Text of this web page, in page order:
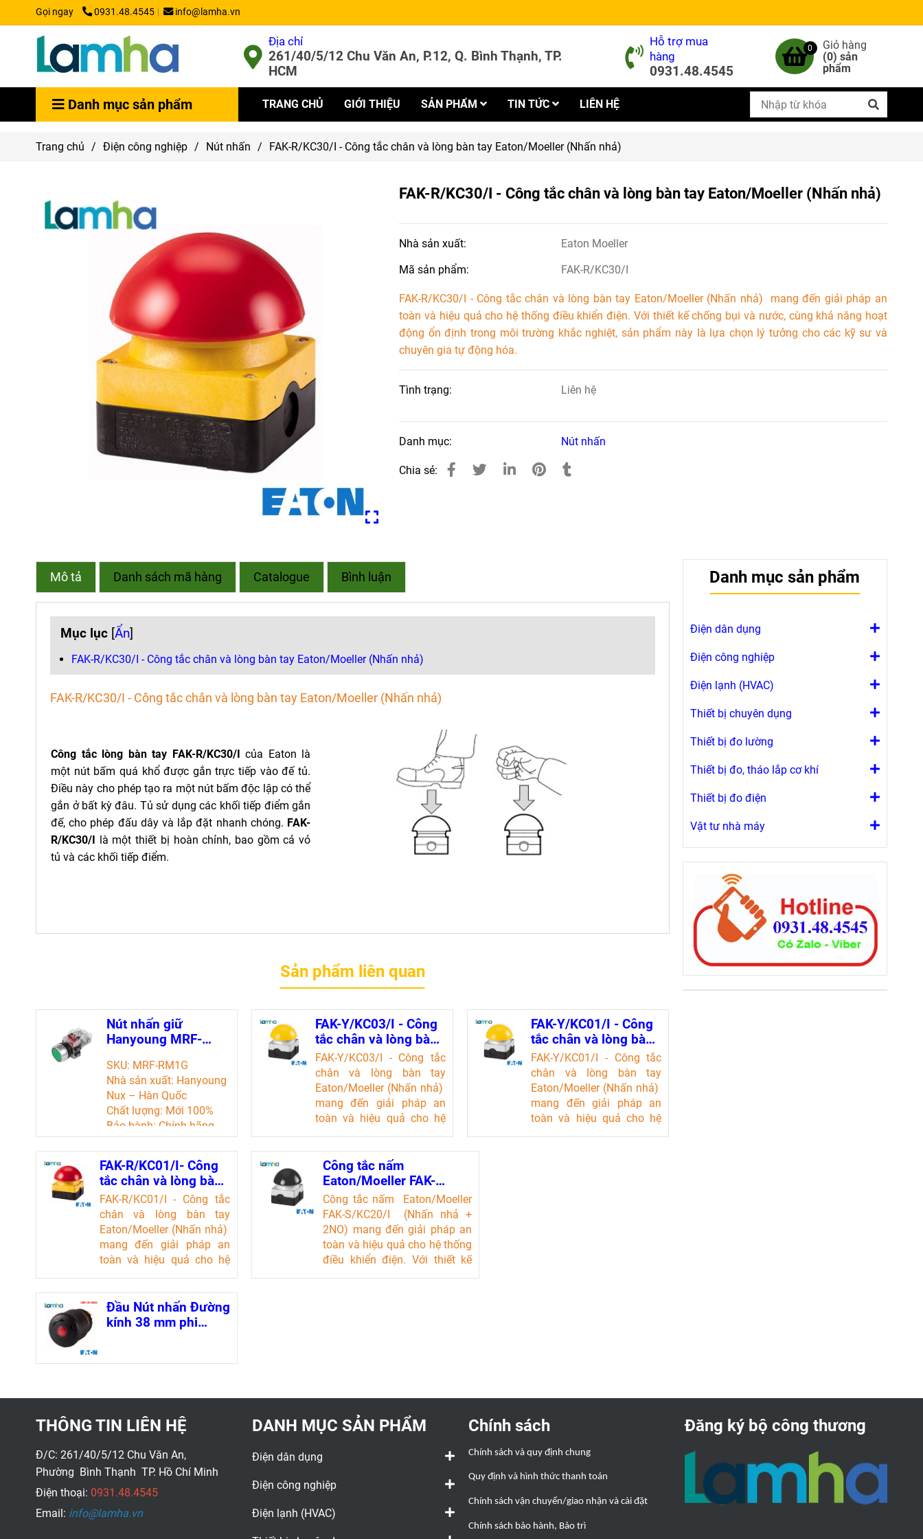
Gọi ngay 0931.48.4545 info@lamha.vn
Địa chỉ
261/40/5/12 Chu Văn An, P.12, Q. Bình Thạnh, TP.
HCM
Hỗ trợ mua
hàng
0931.48.4545
0
Giỏ hàng
(0) sản
phẩm
Danh mục sản phẩm TRANG CHỦ GIỚI THIỆU SẢN PHẨM TIN TỨC LIÊN HỆ
Trang chủ / Điện công nghiệp / Nút nhấn / FAK-R/KC30/I - Công tắc chân và lòng bàn tay Eaton/Moeller (Nhấn nhả)
FAK-R/KC30/I - Công tắc chân và lòng bàn tay Eaton/Moeller (Nhấn nhả)
Nhà sản xuất:
Eaton Moeller
Mã sản phẩm:
FAK-R/KC30/I
FAK-R/KC30/I - Công tắc chân và lòng bàn tay Eaton/Moeller (Nhấn nhả) mang đến giải pháp an
toàn và hiệu quả cho hệ thống điều khiển điện. Với thiết kế chống bụi và nước, cùng khả năng hoạt
động ổn định trong môi trường khắc nghiệt, sản phẩm này là lựa chọn lý tưởng cho các kỹ sư và
chuyên gia tự động hóa.
Tình trạng: Liên hệ
Danh mục: Nút nhấn
Chia sẻ:
Mô tả Danh sách mã hàng Catalogue Bình luận
Mục lục [Ẩn]
FAK-R/KC30/I - Công tắc chân và lòng bàn tay Eaton/Moeller (Nhấn nhả)
FAK-R/KC30/I - Công tắc chân và lòng bàn tay Eaton/Moeller (Nhấn nhả)
Công tắc lòng bàn tay FAK-R/KC30/I
của Eaton là
một nút bấm quá khổ được gắn trực tiếp vào đế tủ.
Điều này cho phép tạo ra một nút bấm độc lập có thể
gắn ở bất kỳ đâu. Tủ sử dụng các khối tiếp điểm gắn
đế, cho phép đấu dây và lắp đặt nhanh chóng. FAK-
R/KC30/I
là một thiết bị hoàn chỉnh, bao gồm cả vỏ
tủ và các khối tiếp điểm.
Sản phẩm liên quan
Nút nhấn giữ
Hanyoung MRF-
1NO+1NC, màu Xanh
lá)
SKU: MRF-RM1G
Nhà sản xuất: Hanyoung
Nux – Hàn Quốc
Chất lượng: Mới 100%
Bảo hành: Chính hãng
Chứng từ: CO/CQ, hóa
đơn VAT
FAK-Y/KC03/I - Công
tắc chân và lòng bàn
tay Eaton/Moeller
(Nhấn nhả)
FAK-Y/KC03/I - Công tắc
chân và lòng bàn tay
Eaton/Moeller (Nhấn nhả)
mang đến giải pháp an
toàn và hiệu quả cho hệ
thống điều khiển điện. Với
thiết kế chống bụi và nước,
cùng khả năng hoạt động
ổn định trong môi trường
khắc nghiệt, sản phẩm này
là lựa chọn lý tưởng cho
các kỹ sư và chuyên gia tự
động hóa.
FAK-Y/KC01/I - Công
tắc chân và lòng bàn
tay Eaton/Moeller
(Nhấn nhả)
FAK-Y/KC01/I - Công tắc
chân và lòng bàn tay
Eaton/Moeller (Nhấn nhả)
mang đến giải pháp an
toàn và hiệu quả cho hệ
thống điều khiển điện. Với
FAK-R/KC01/I- Công
tắc chân và lòng bàn
tay Eaton/Moeller
(Nhấn nhả)
FAK-R/KC01/I - Công tắc
chân và lòng bàn tay
Eaton/Moeller (Nhấn nhả)
mang đến giải pháp an
toàn và hiệu quả cho hệ
thống điều khiển điện. Với
thiết kế chống bụi và nước,
cùng khả năng hoạt động
ổn định trong môi trường
các kỹ sư và chuyên gia tự
Công tắc nấm
Eaton/Moeller FAK-
S/KC20/I (Nhấn nhả +
2NO)
Công tắc nấm Eaton/Moeller
FAK-S/KC20/I (Nhấn nhả +
2NO) mang đến giải pháp an
toàn và hiệu quả cho hệ thống
điều khiển điện. Với thiết kế
chống bụi và nước, cùng khả
Đầu Nút nhấn Đường
kính 38 mm phi
Danh mục sản phẩm
Điện dân dụng
Điện công nghiệp
Điện lạnh (HVAC)
Thiết bị chuyên dụng
Thiết bị đo lường
Thiết bị đo, tháo lắp cơ khí
Thiết bị đo điện
Vật tư nhà máy
THÔNG TIN LIÊN HỆ
Đ/C: 261/40/5/12 Chu Văn An,
Phường Bình Thạnh TP. Hồ Chí Minh
Điện thoại: 0931.48.4545
Email: info@lamha.vn
DANH MỤC SẢN PHẨM
Điện dân dụng
Điện công nghiệp
Điện lạnh (HVAC)
Chính sách
Chính sách và quy định chung
Quy định và hình thức thanh toán
Chính sách vận chuyển/giao nhận và cài đặt
Chính sách bảo hành, Bảo trì
Đăng ký bộ công thương